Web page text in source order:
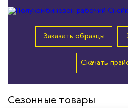
Заказать образцы
Скачать
Сезонные товары